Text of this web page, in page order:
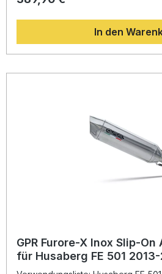
Gewichtseinsparung gegenüber
Anlage überzeugt durch exzellente
und eine homologierte
rechtssicher unterwegs sind. Dank
empfiehlt sich die Installation in
der Name GPR für zuverlässige
fahrzeugspezifische Passform Qualitätsprodukt, hergestellt
In den
GPR Furore-X Inox Slip-
für Husaberg FE 501